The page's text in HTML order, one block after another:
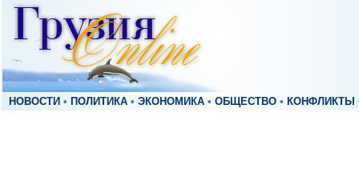
НОВОСТИ • ПОЛИТИКА • ЭКОНОМИКА • ОБЩЕСТВО • КОНФЛИКТЫ